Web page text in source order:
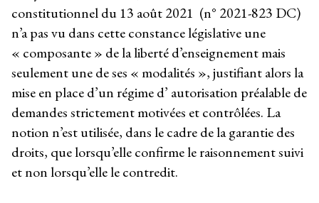
constitutionnel du 13 août 2021 (n° 2021-823 DC)
n’a pas vu dans cette constance législative une
« composante » de la liberté d’enseignement mais
seulement une de ses « modalités », justifiant alors la
mise en place d’un régime d’ autorisation préalable de
demandes strictement motivées et contrôlées. La
notion n’est utilisée, dans le cadre de la garantie des
droits, que lorsqu’elle confirme le raisonnement suivi
et non lorsqu’elle le contredit.